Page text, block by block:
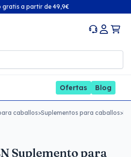
gratis a partir de 49,9€
Ofertas Blog
caballos>Suplementos para caballos>
Suplemento para